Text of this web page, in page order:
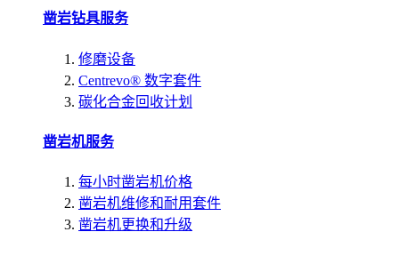
凿岩钻具服务
修磨设备
Centrevo® 数字套件
碳化合金回收计划
凿岩机服务
每小时凿岩机价格
凿岩机维修和耐用套件
凿岩机更换和升级